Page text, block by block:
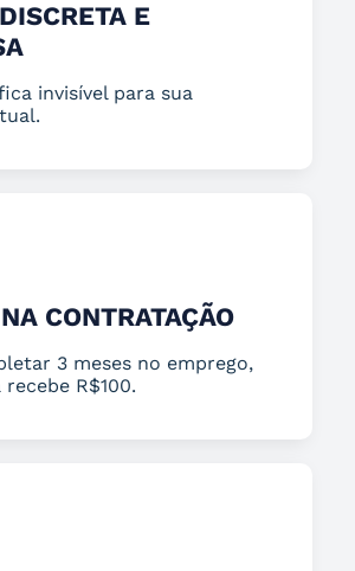
E
invisível para sua
CONTRATAÇÃO
3 meses no emprego,
R$100.